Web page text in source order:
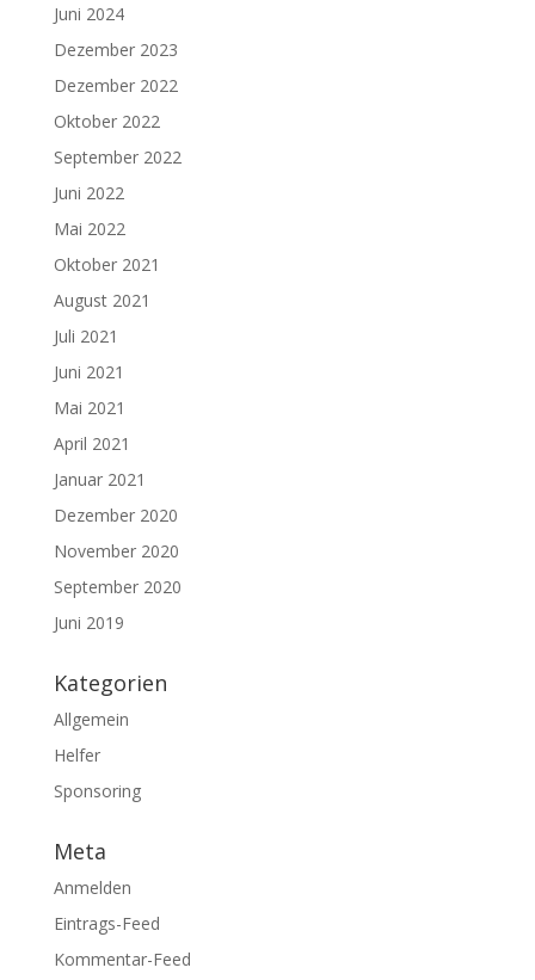
Juni 2024
Dezember 2023
Dezember 2022
Oktober 2022
September 2022
Juni 2022
Mai 2022
Oktober 2021
August 2021
Juli 2021
Juni 2021
Mai 2021
April 2021
Januar 2021
Dezember 2020
November 2020
September 2020
Juni 2019
Kategorien
Allgemein
Helfer
Sponsoring
Meta
Anmelden
Eintrags-Feed
Kommentar-Feed